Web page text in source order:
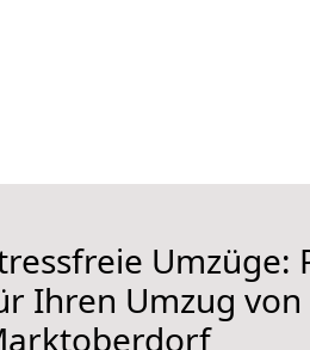
Umzüge:
Ihren Umzug von